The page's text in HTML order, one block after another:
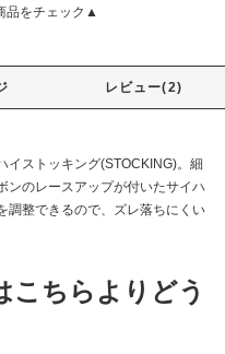
品をチェック▲
レビュー(2)
イストッキング(STOCKING)。細
ンのレースアップが付いたサイハ
調整できるので、ズレ落ちにくい
ちらよりどう